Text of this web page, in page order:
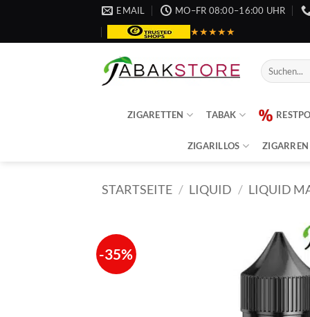
springen
EMAIL MO–FR 08:00–16:00 UHR
★★★★★
Suche
nach:
ZIGARETTEN TABAK
ZIGARILLOS ZIGARREN
STARTSEITE / LIQUID / LIQUID
-35%